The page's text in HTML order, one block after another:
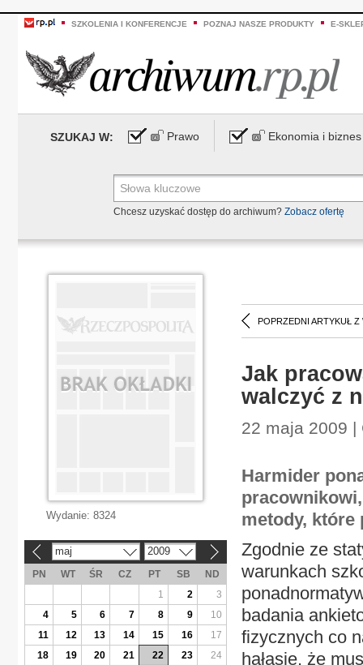
SZKOLENIA I KONFERENCJE POZNAJ NASZE PRODUKTY E-
SZUKAJ W: Prawo Ekonomia i biznes
Chcesz uzyskać dostęp do archiwum? Zobacz ofertę
POPRZEDNI ARTYKUŁ Z
Jak
walczyć z
22 maja 2009 |
Harmider
metody, które
Zgodnie ze
warunkach
badania
fizycznych co
hałasie, że
Wydanie: 8324
maj 2009
PN WT ŚR CZ PT SB
ND
1
2
3
4
5 6 7 8 9
10
11
12 13 14 15 16
17
18
19 20 21 22 23
24